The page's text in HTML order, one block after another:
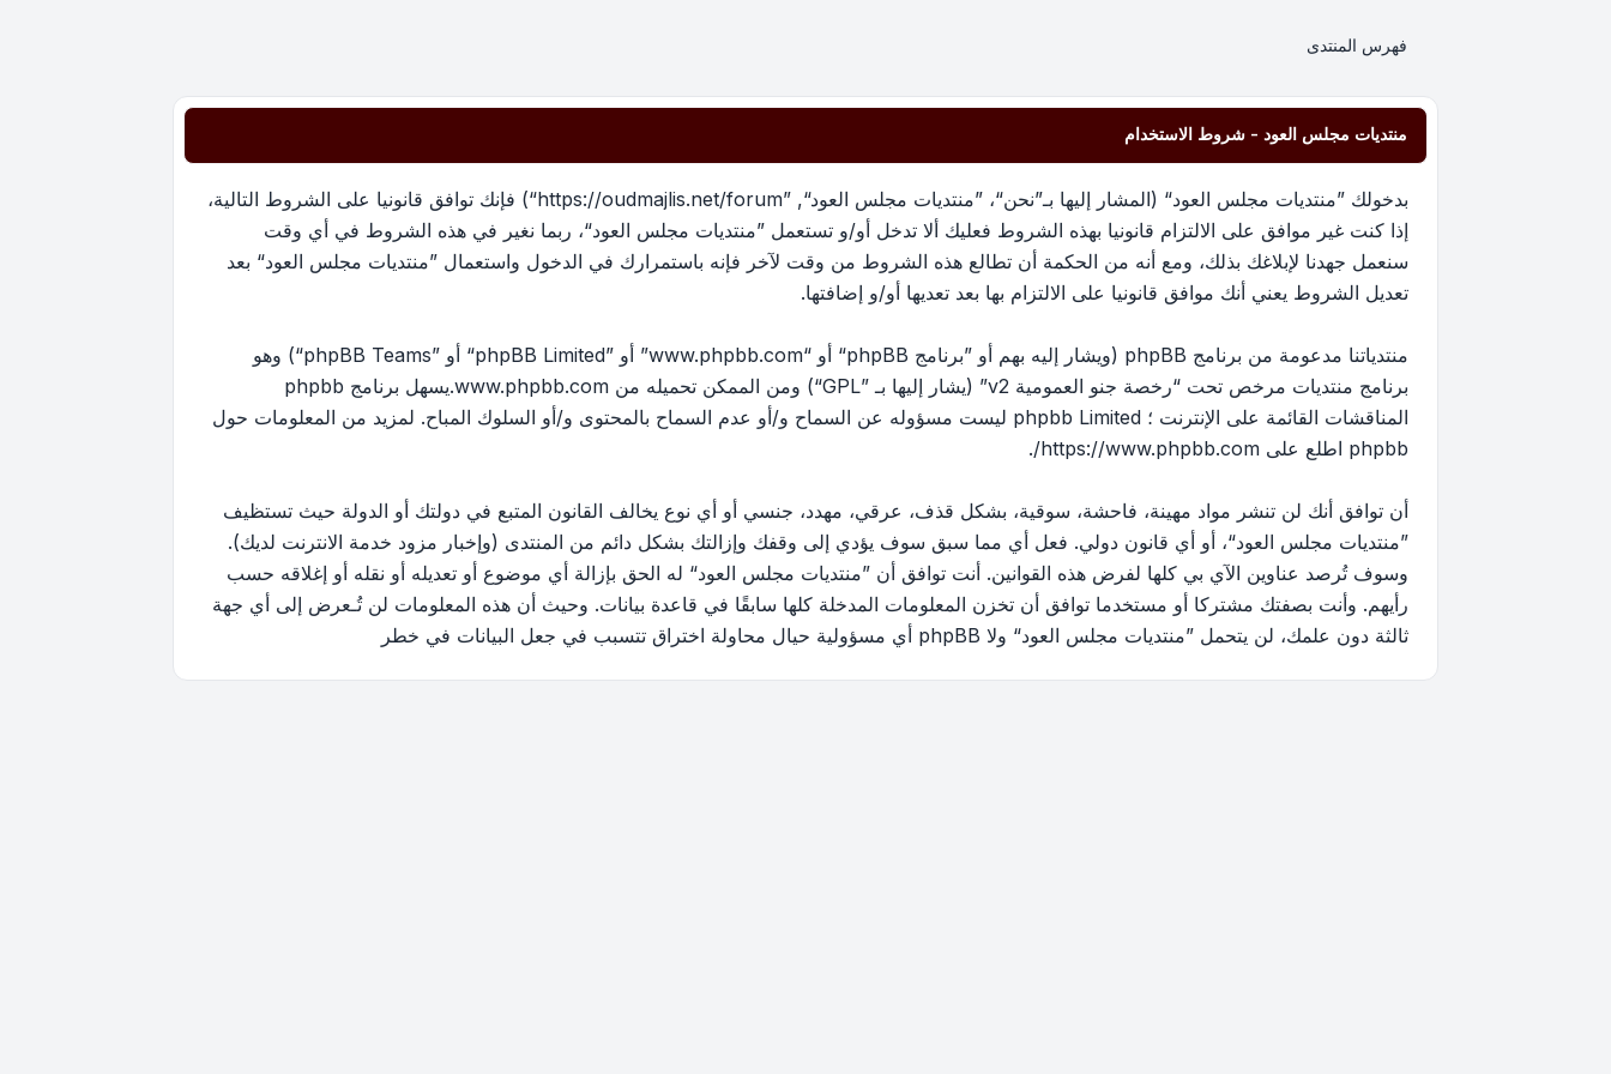
فهرس المنتدى
منتديات مجلس العود - شروط الاستخدام
بدخولك ”منتديات مجلس العود“ (المشار إليها بـ”نحن“، ”منتديات مجلس العود“, ”https://oudmajlis.net/forum“) فإنك توافق قانونيا على الشروط التالية،
إذا كنت غير موافق على الالتزام قانونيا بهذه الشروط فعليك ألا تدخل أو/و تستعمل ”منتديات مجلس العود“، ربما نغير في هذه الشروط في أي وقت
سنعمل جهدنا لإبلاغك بذلك، ومع أنه من الحكمة أن تطالع هذه الشروط من وقت لآخر فإنه باستمرارك في الدخول واستعمال ”منتديات مجلس العود“ بعد
تعديل الشروط يعني أنك موافق قانونيا على الالتزام بها بعد تعديها أو/و إضافتها.
منتدياتنا مدعومة من برنامج phpBB (ويشار إليه بهم أو ”برنامج phpBB“ أو “www.phpbb.com” أو ”phpBB Limited“ أو ”phpBB Teams“) وهو
برنامج منتديات مرخص تحت “رخصة جنو العمومية v2 ” (يشار إليها بـ ”GPL“) ومن الممكن تحميله من www.phpbb.com
.يسهل برنامج phpbb
المناقشات القائمة على الإنترنت ؛ phpbb Limited ليست مسؤوله عن السماح و/أو عدم السماح بالمحتوى و/أو السلوك المباح. لمزيد من المعلومات حول
phpbb اطلع على
https://www.phpbb.com/
.
أن توافق أنك لن تنشر مواد مهينة، فاحشة، سوقية، بشكل قذف، عرقي، مهدد، جنسي أو أي نوع يخالف القانون المتبع في دولتك أو الدولة حيث تستظيف
”منتديات مجلس العود“، أو أي قانون دولي. فعل أي مما سبق سوف يؤدي إلى وقفك وإزالتك بشكل دائم من المنتدى (وإخبار مزود خدمة الانترنت لديك).
وسوف تُرصد عناوين الآي بي كلها لفرض هذه القوانين. أنت توافق أن ”منتديات مجلس العود“ له الحق بإزالة أي موضوع أو تعديله أو نقله أو إغلاقه حسب
رأيهم. وأنت بصفتك مشتركا أو مستخدما توافق أن تخزن المعلومات المدخلة كلها سابقًا في قاعدة بيانات. وحيث أن هذه المعلومات لن تُـعرض إلى أي جهة
ثالثة دون علمك، لن يتحمل ”منتديات مجلس العود“ ولا phpBB أي مسؤولية حيال محاولة اختراق تتسبب في جعل البيانات في خطر